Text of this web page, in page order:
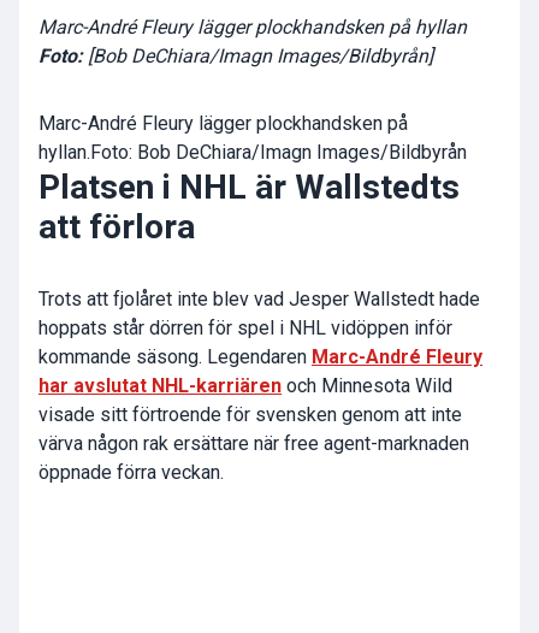
Marc-André Fleury lägger plockhandsken på hyllan
Foto: [Bob DeChiara/Imagn Images/Bildbyrån]
Marc-André Fleury lägger plockhandsken på
hyllan.Foto: Bob DeChiara/Imagn Images/Bildbyrån
Platsen i NHL är Wallstedts
att förlora
Trots att fjolåret inte blev vad Jesper Wallstedt hade
hoppats står dörren för spel i NHL vidöppen inför
kommande säsong. Legendaren Marc-André Fleury
har avslutat NHL-karriären och Minnesota Wild
visade sitt förtroende för svensken genom att inte
värva någon rak ersättare när free agent-marknaden
öppnade förra veckan.